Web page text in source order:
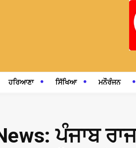
ਹਰਿਆਣਾ ਸਿੱਖਿਆ ਮਨੌਰੰਜਨ
ਪੰਜਾਬ